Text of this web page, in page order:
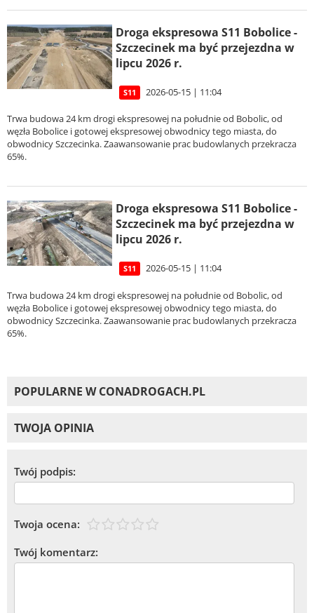
Droga ekspresowa S11 Bobolice -
Szczecinek ma być przejezdna w
lipcu 2026 r.
S11 2026-05-15 | 11:04
Trwa budowa 24 km drogi ekspresowej na południe od Bobolic, od
węzła Bobolice i gotowej ekspresowej obwodnicy tego miasta, do
obwodnicy Szczecinka. Zaawansowanie prac budowlanych przekracza
65%.
Droga ekspresowa S11 Bobolice -
Szczecinek ma być przejezdna w
lipcu 2026 r.
S11 2026-05-15 | 11:04
Trwa budowa 24 km drogi ekspresowej na południe od Bobolic, od
węzła Bobolice i gotowej ekspresowej obwodnicy tego miasta, do
obwodnicy Szczecinka. Zaawansowanie prac budowlanych przekracza
65%.
POPULARNE W CONADROGACH.PL
TWOJA OPINIA
Twój podpis:
Twoja ocena:
Twój komentarz: